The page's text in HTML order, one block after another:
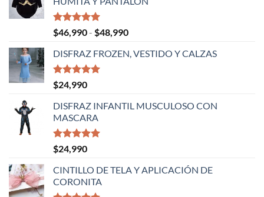
Valorado
con
de 5
$46,990- $48,990Rango
precios:
$48,990
DISFRAZ FROZEN, VESTIDO Y CALZAS
Valorado
con
de 5
$24,990
DISFRAZ INFANTIL MUSCULOSO CON
MASCARA
Valorado
con
de 5
$24,990
CINTILLO DE TELA Y APLICACIÓN DE
CORONITA